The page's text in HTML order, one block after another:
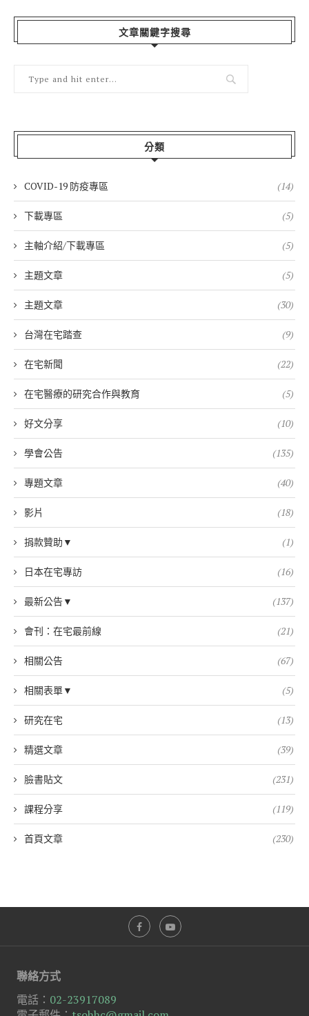
文章關鍵字搜尋
分類
COVID-19 防疫專區 (14)
下載專區 (5)
主軸介紹/下載專區 (5)
主題文章 (5)
主題文章 (30)
台灣在宅踏查 (9)
在宅新聞 (22)
在宅醫療的研究合作與教育 (5)
好文分享 (10)
學會公告 (135)
專題文章 (40)
影片 (18)
捐款贊助▼ (1)
日本在宅專訪 (16)
最新公告▼ (137)
會刊：在宅最前線 (21)
相關公告 (67)
相關表單▼ (5)
研究在宅 (13)
精選文章 (39)
臉書貼文 (231)
課程分享 (119)
首頁文章 (230)
聯絡方式
電話： 02-23917089